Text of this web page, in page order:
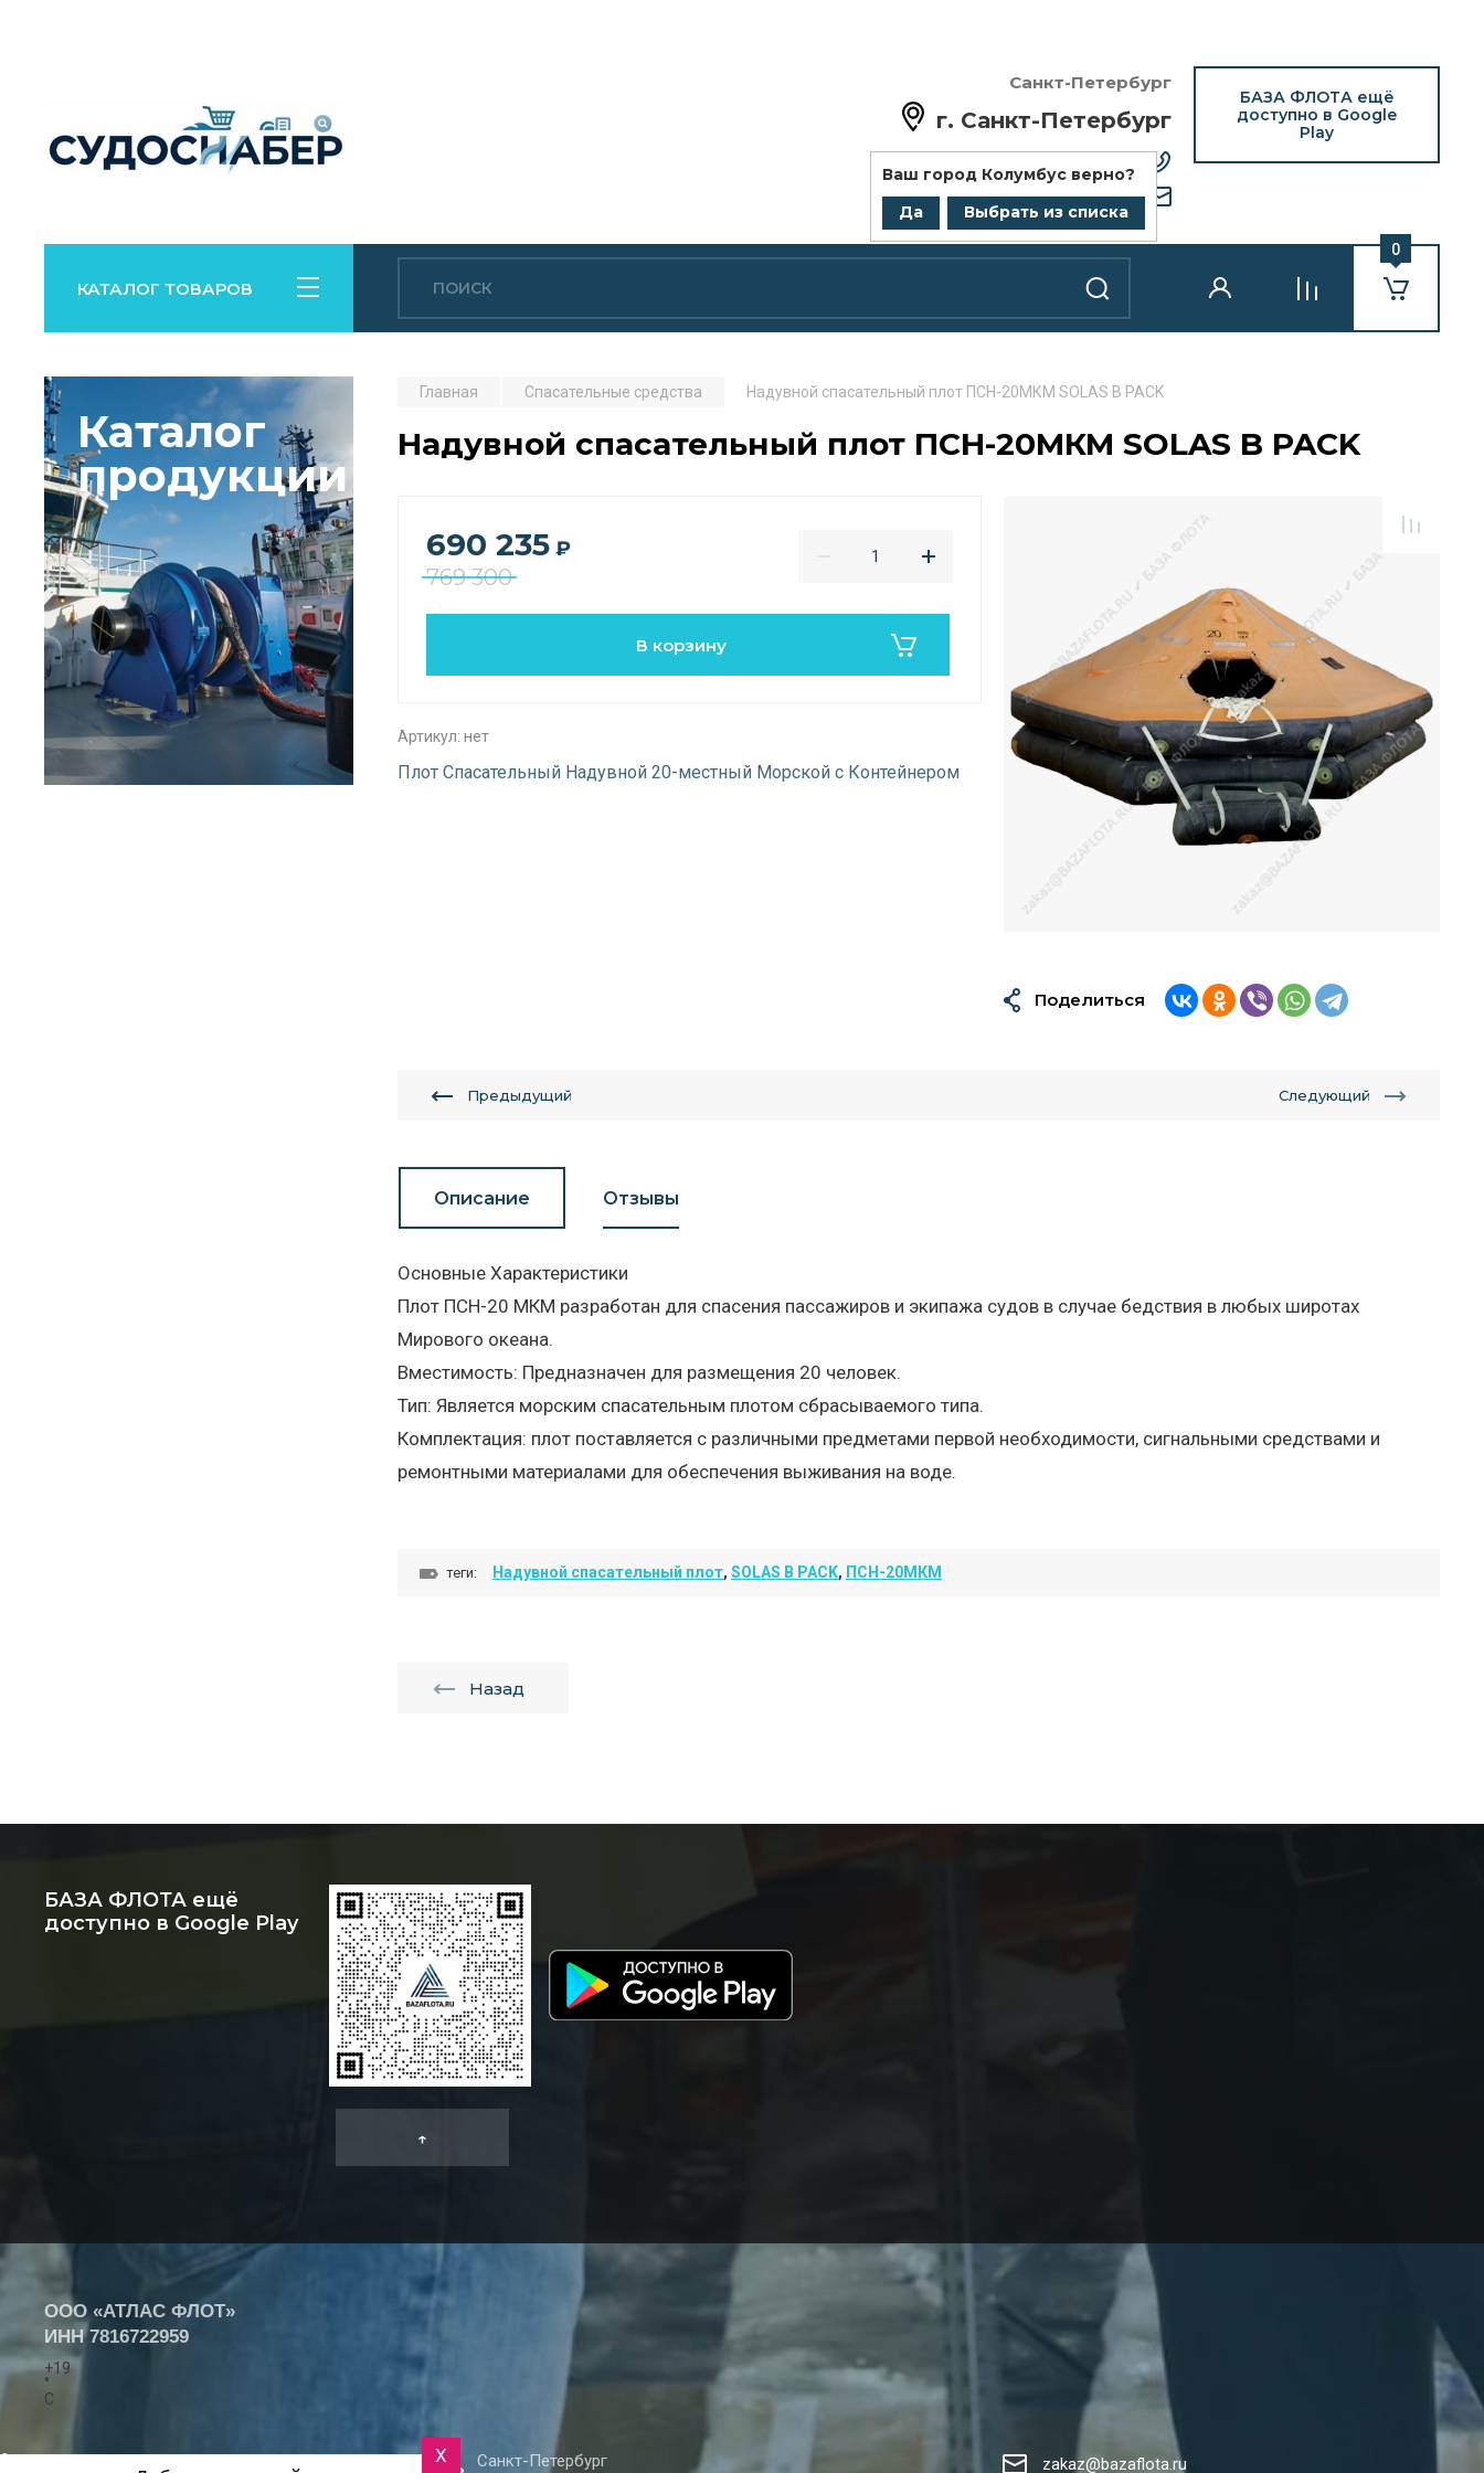
Санкт-Петербург
г. Санкт-Петербург
Ваш город Колумбус верно?
Да
Выбрать из списка
+7 (812) 418-25-77
zakaz@bazaflota.ru
БАЗА ФЛОТА ещё
доступно в Google
Play
КАТАЛОГ ТОВАРОВ
0
Каталог
продукции
Главная Спасательные средства Надувной спасательный плот ПСН-20МКМ SOLAS B PACK
Надувной спасательный плот ПСН-20МКМ SOLAS B PACK
690 235 ₽
769 300
В корзину
Артикул: нет
Плот Спасательный Надувной 20-местный Морской с Контейнером
Поделиться
Предыдущий Следующий
Описание Отзывы
Основные Характеристики
Плот ПСН-20 МКМ разработан для спасения пассажиров и экипажа судов в случае бедствия в любых широтах
Мирового океана.
Вместимость: Предназначен для размещения 20 человек.
Тип: Является морским спасательным плотом сбрасываемого типа.
Комплектация: плот поставляется с различными предметами первой необходимости, сигнальными средствами и
ремонтными материалами для обеспечения выживания на воде.
теги: Надувной спасательный плот, SOLAS B PACK, ПСН-20МКМ
Назад
БАЗА ФЛОТА ещё
доступно в Google Play
↑
ООО «АТЛАС ФЛОТ»
ИНН7816722959
+19
°
C
+7 (812) 418-25-77 Санкт-Петербург zakaz@bazaflota.ru
X